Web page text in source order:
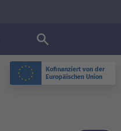
Kofinanziert von der
Europäischen Union